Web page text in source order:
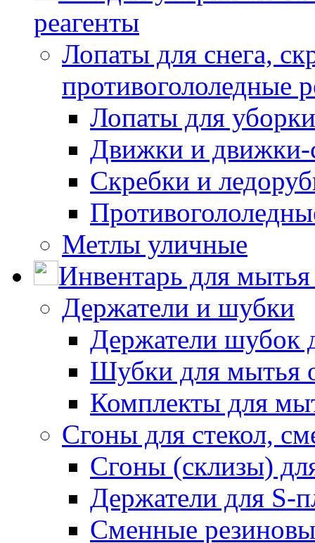
реагенты
Лопаты для снега,
противогололедные
Лопаты для
Движки и движки-
Скребки и
Метлы уличные
Инвентарь для мытья
Держатели и шубки
Держатели шубок
Шубки для мытья
Комплекты для
Сгоны для стекол,
Сгоны (склизы)
Держатели для S-
Сменные